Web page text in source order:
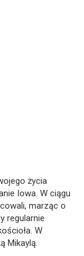
życia
Iowa. W ciągu
marząc o
regularnie
W
Mikaylą.